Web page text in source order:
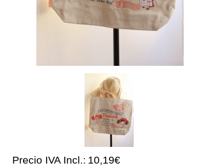
Precio IVA Incl.: 10,19€